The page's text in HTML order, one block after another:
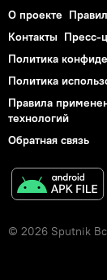
О проекте
Контакты Пресс-
Политика
Политика
Правила
технологий
Обратная связь
© 2026 Sputnik